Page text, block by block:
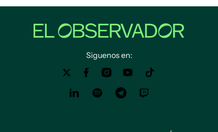
Siguenos en: